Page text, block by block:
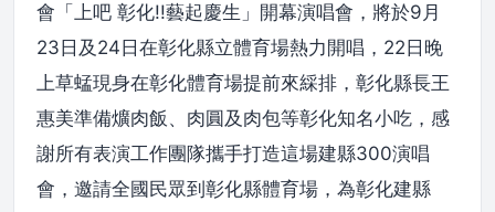
會「上吧 彰化!!藝起慶生」開幕演唱會，將於9月
23日及24日在彰化縣立體育場熱力開唱，22日晚
上草蜢現身在彰化體育場提前來綵排，彰化縣長王
惠美準備爌肉飯、肉圓及肉包等彰化知名小吃，感
謝所有表演工作團隊攜手打造這場建縣300演唱
會，邀請全國民眾到彰化縣體育場，為彰化建縣